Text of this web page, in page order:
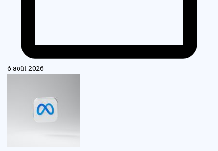
6 août 2026